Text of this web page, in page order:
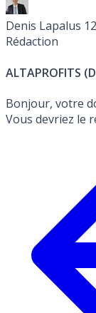
Denis Lapalus
Rédaction
ALTAPROFITS
Bonjour, votre
Vous devriez le